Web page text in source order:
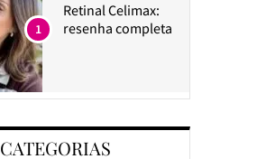
Retinal Celimax:
resenha completa
1
CATEGORIAS